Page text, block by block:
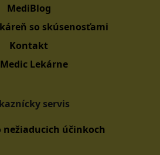
MediBlog
so skúsenosťami
Kontakt
Lekárne
servis
nežiaducich účinkoch